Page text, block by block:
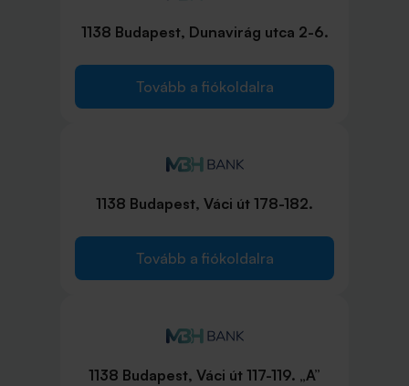
1138 Budapest, Dunavirág utca 2-6.
Tovább a fiókoldalra
1138 Budapest, Váci út 178-182.
Tovább a fiókoldalra
1138 Budapest, Váci út 117-119. „A”